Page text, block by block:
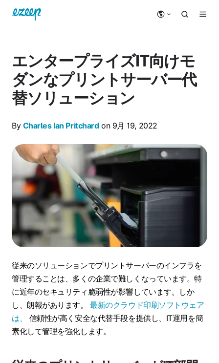
エンタープライズIT向けモ
ダンなプリントサーバー代
替ソリューション
By Charles Ian Pritchardon 9月 19, 2022
従来のソリューションでプリントサーバーのインフラを
管理することは、多くの企業で難しくなっています。特
に近年のセキュリティ脆弱性が影響しています。しか
し、朗報があります。最新のクラウド印刷ソフトウェア
は、
信頼性が高く安全な代替手段を提供し、IT運用を簡
素化して管理を強化します。